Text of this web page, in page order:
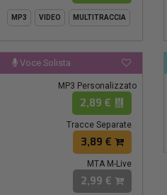
MP3 VIDEO MULTITRACCIA
Voce Solista
MP3 Personalizzato
2,89 €
Tracce Separate
3,89 €
MTA M-Live
2,99 €